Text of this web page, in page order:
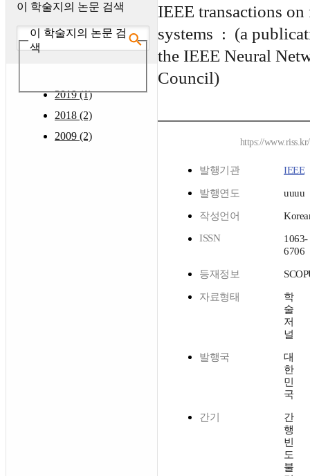
이 학술지의 논문 검색
이 학술지의 논문 검
색
2019 (1)
2018 (2)
2009 (2)
IEEE transactions
systems : (a
the IEEE Neural
Council)
https://
발행기관 IEEE
발행연도 uuuu
작성언어
ISSN
1063-
6706
등재정보
자료형태
학
술
저
널
발행국
대
한
민
국
간기
간
행
빈
도
불